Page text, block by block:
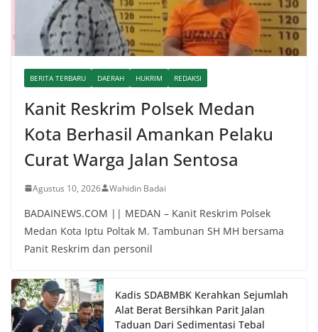
BERITA TERBARU DAERAH HUKRIM REDAKSI
Kanit Reskrim Polsek Medan
Kota Berhasil Amankan Pelaku
Curat Warga Jalan Sentosa
Agustus 10, 2026 Wahidin Badai
BADAINEWS.COM || MEDAN – Kanit Reskrim Polsek
Medan Kota Iptu Poltak M. Tambunan SH MH bersama
Panit Reskrim dan personil
Kadis SDABMBK Kerahkan Sejumlah
Alat Berat Bersihkan Parit Jalan
Taduan Dari Sedimentasi Tebal